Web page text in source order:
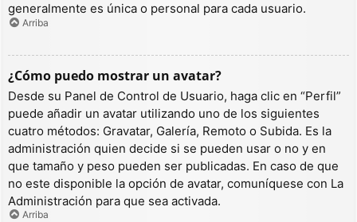
generalmente es única o personal para cada usuario.
Arriba
¿Cómo puedo mostrar un avatar?
Desde su Panel de Control de Usuario, haga clic en “Perfil”
puede añadir un avatar utilizando uno de los siguientes
cuatro métodos: Gravatar, Galería, Remoto o Subida. Es la
administración quien decide si se pueden usar o no y en
que tamaño y peso pueden ser publicadas. En caso de que
no este disponible la opción de avatar, comuníquese con La
Administración para que sea activada.
Arriba